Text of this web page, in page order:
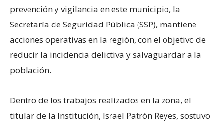
prevención y vigilancia en este municipio, la
Secretaría de Seguridad Pública (SSP), mantiene
acciones operativas en la región, con el objetivo de
reducir la incidencia delictiva y salvaguardar a la
población.
Dentro de los trabajos realizados en la zona, el
titular de la Institución, Israel Patrón Reyes, sostuvo